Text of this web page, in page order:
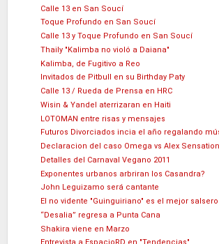
Calle 13 en San Soucí
Toque Profundo en San Soucí
Calle 13 y Toque Profundo en San Soucí
Thaily "Kalimba no violó a Daiana"
Kalimba, de Fugitivo a Reo
Invitados de Pitbull en su Birthday Paty
Calle 13 / Rueda de Prensa en HRC
Wisin & Yandel aterrizaran en Haiti
LOTOMAN entre risas y mensajes
Futuros Divorciados incia el año regalando
Declaracion del caso Omega vs Alex Sensation
Detalles del Carnaval Vegano 2011
Exponentes urbanos arbriran los Casandra?
John Leguizamo será cantante
El no vidente "Guinguiriano" es el mejor salsero
“Desalia” regresa a Punta Cana
Shakira viene en Marzo